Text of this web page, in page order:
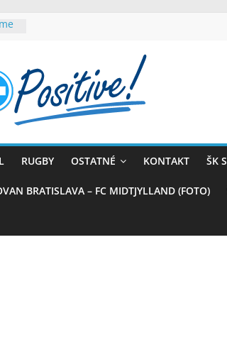
RUGBY OSTATNÉ KONTAKT ŠK
BRATISLAVA – FC MIDTJYLLAND (FOTO)